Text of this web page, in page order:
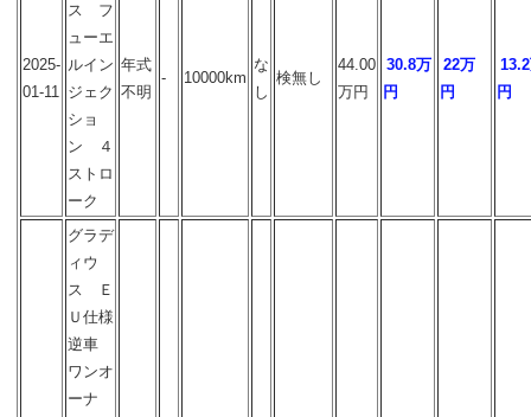
2025-
01-11
ス フ
ューエ
ルイン
ジェク
ショ
ン ４
ストロ
ーク
年式
不明
- 10000km
な
し
検無し
44.00
万円
30.8万
円
22万
円
円
グラデ
ィウ
ス Ｅ
Ｕ仕様
逆車
ワンオ
ーナ